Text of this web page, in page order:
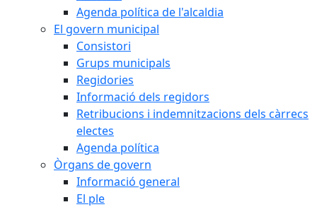
Agenda política de l'alcaldia
El govern municipal
Consistori
Grups municipals
Regidories
Informació dels regidors
Retribucions i indemnitzacions dels càrrecs
electes
Agenda política
Òrgans de govern
Informació general
El ple